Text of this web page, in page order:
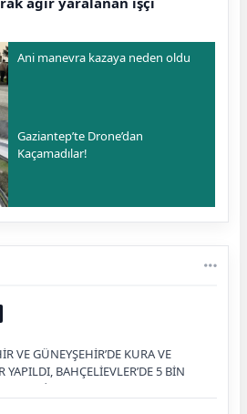
Ani manevra kazaya neden oldu
Gaziantep’te Drone’dan
Kaçamadılar!
VE GÜNEYŞEHİR’DE KURA VE
YAPILDI, BAHÇELİEVLER’DE 5 BİN
TEMELİ ATILDI